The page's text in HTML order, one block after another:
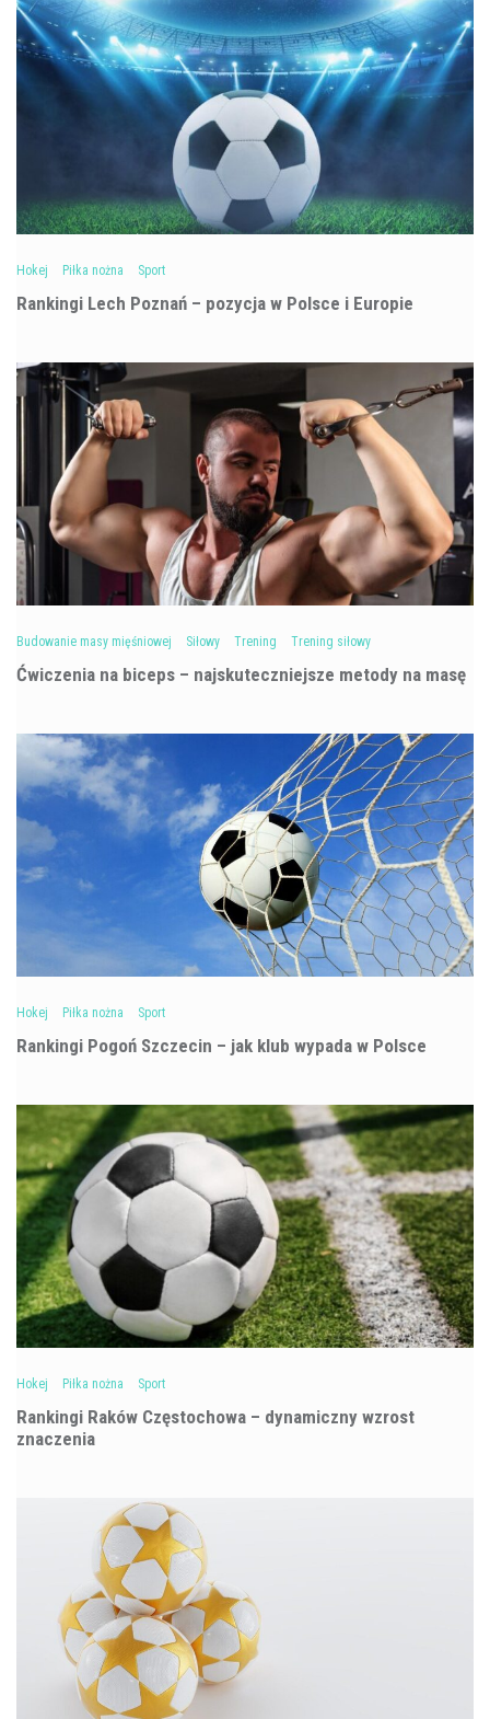
Hokej Piłka nożna Sport
Rankingi Lech Poznań – pozycja w Polsce i Europie
Budowanie masy mięśniowej Siłowy Trening Trening siłowy
Ćwiczenia na biceps – najskuteczniejsze metody na masę
Hokej Piłka nożna Sport
Rankingi Pogoń Szczecin – jak klub wypada w Polsce
Hokej Piłka nożna Sport
Rankingi Raków Częstochowa – dynamiczny wzrost
znaczenia